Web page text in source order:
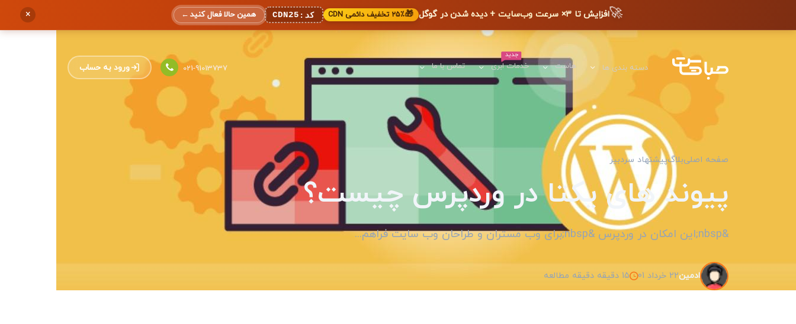
🚀افزایش تا ۳× سرعت وب‌سایت + دیده شدن در گوگل 🎁۲۵٪ تخفیف دائمی CDN کد: CDN25 همین حالا فعال کنید ←
×
دسته بندی ها هاست
جدید
خدمات ابری تماس با ما 021-91013737 ورود به حساب
صفحه اصلیبلاگپیشنهاد سردبیر
پیوند های یکتا در وردپرس چیست؟
&nbsp;این امکان در وردپرس &nbsp;برای وب مستران و طراحان وب سایت فراهم...
ادمین22 خرداد 01 15 دقیقه دقیقه مطالعه